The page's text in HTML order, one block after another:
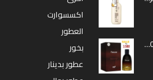
اكسسوارت
العطور
بخور
عطور بدينار
عطر فارسنت للرجال 100مل